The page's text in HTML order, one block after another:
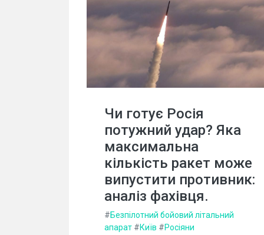
Чи готує Росія
потужний удар? Яка
максимальна
кількість ракет може
випустити противник:
аналіз фахівця.
#Безпілотний бойовий літальний
апарат #Київ #Росіяни